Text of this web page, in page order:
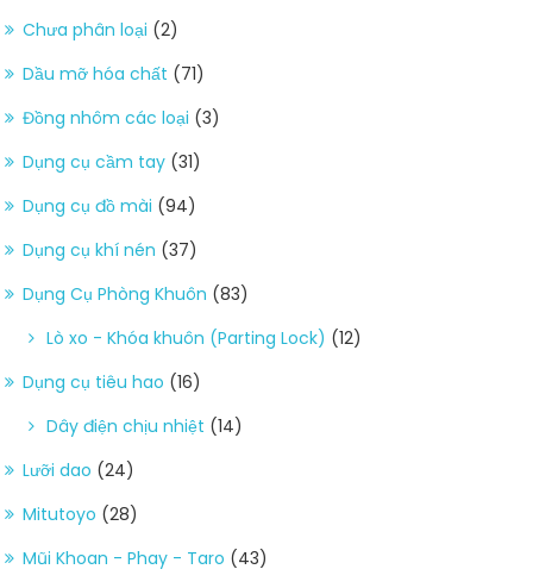
Chưa phân loại (2)
Dầu mỡ hóa chất (71)
Đồng nhôm các loại (3)
Dụng cụ cầm tay (31)
Dụng cụ đồ mài (94)
Dụng cụ khí nén (37)
Dụng Cụ Phòng Khuôn (83)
Lò xo - Khóa khuôn (Parting Lock) (12)
Dụng cụ tiêu hao (16)
Dây điện chịu nhiệt (14)
Lưỡi dao (24)
Mitutoyo (28)
Mũi Khoan - Phay - Taro (43)